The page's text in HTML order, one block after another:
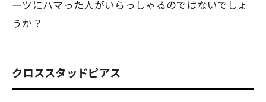
ーツにハマった人がいらっしゃるのではないでしょ
うか？
クロススタッドピアス